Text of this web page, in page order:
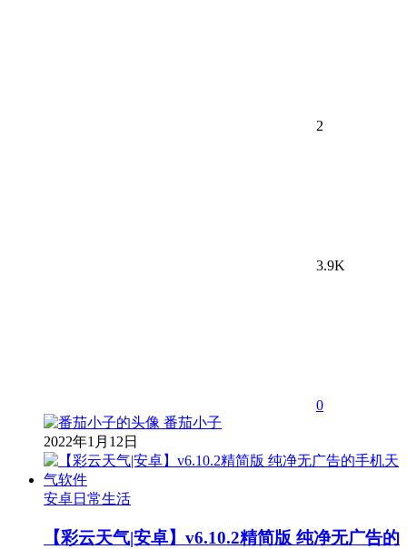
2
3.9K
0
番茄小子
2022年1月12日
安卓日常生活
【彩云天气|安卓】v6.10.2精简版 纯净无广告的